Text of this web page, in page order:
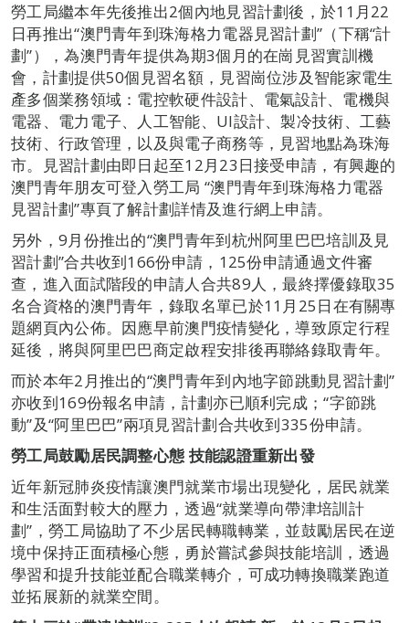
勞工局繼本年先後推出2個內地見習計劃後，於11月22
日再推出“澳門青年到珠海格力電器見習計劃”（下稱“計
劃”），為澳門青年提供為期3個月的在崗見習實訓機
會，計劃提供50個見習名額，見習崗位涉及智能家電生
產多個業務領域：電控軟硬件設計、電氣設計、電機與
電器、電力電子、人工智能、UI設計、製冷技術、工藝
技術、行政管理，以及與電子商務等，見習地點為珠海
市。見習計劃由即日起至12月23日接受申請，有興趣的
澳門青年朋友可登入勞工局 “澳門青年到珠海格力電器
見習計劃”專頁了解計劃詳情及進行網上申請。
另外，9月份推出的“澳門青年到杭州阿里巴巴培訓及見
習計劃”合共收到166份申請，125份申請通過文件審
查，進入面試階段的申請人合共89人，最終擇優錄取35
名合資格的澳門青年，錄取名單已於11月25日在有關專
題網頁內公佈。因應早前澳門疫情變化，導致原定行程
延後，將與阿里巴巴商定啟程安排後再聯絡錄取青年。
而於本年2月推出的“澳門青年到內地字節跳動見習計劃”
亦收到169份報名申請，計劃亦已順利完成；“字節跳
動”及“阿里巴巴”兩項見習計劃合共收到335份申請。
勞工局鼓勵居民調整心態 技能認證重新出發
近年新冠肺炎疫情讓澳門就業市場出現變化，居民就業
和生活面對較大的壓力，透過“就業導向帶津培訓計
劃”，勞工局協助了不少居民轉職轉業，並鼓勵居民在逆
境中保持正面積極心態，勇於嘗試參與技能培訓，透過
學習和提升技能並配合職業轉介，可成功轉換職業跑道
並拓展新的就業空間。